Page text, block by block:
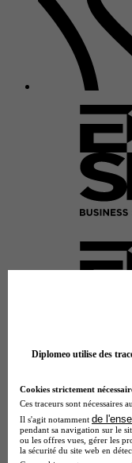
BTS - Tourisme
4.4
23 avis
Caen 14000
Diplomeo utilise des
Cookies strictement
Ces traceurs sont nécessaires
Il s'agit notamment de
pendant sa navigation sur le
ou les offres vues, gérer les
la sécurité du site web en